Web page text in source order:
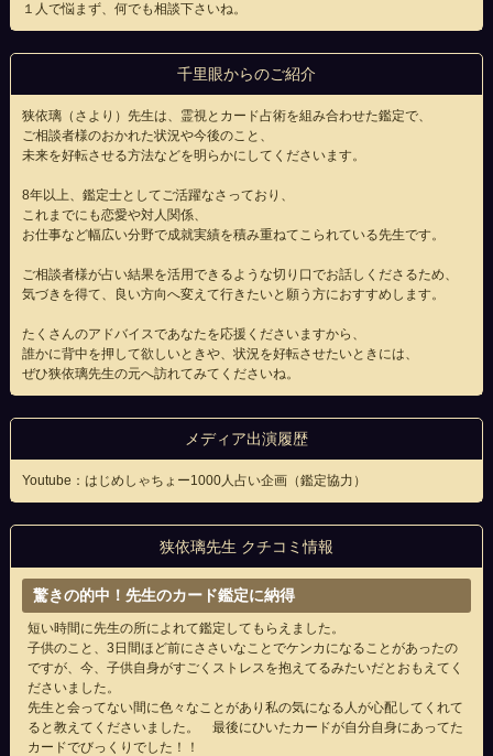
１人で悩まず、何でも相談下さいね。
千里眼からのご紹介
狭依璃（さより）先生は、霊視とカード占術を組み合わせた鑑定で、
ご相談者様のおかれた状況や今後のこと、
未来を好転させる方法などを明らかにしてくださいます。
8年以上、鑑定士としてご活躍なさっており、
これまでにも恋愛や対人関係、
お仕事など幅広い分野で成就実績を積み重ねてこられている先生です。
ご相談者様が占い結果を活用できるような切り口でお話しくださるため、
気づきを得て、良い方向へ変えて行きたいと願う方におすすめします。
たくさんのアドバイスであなたを応援くださいますから、
誰かに背中を押して欲しいときや、状況を好転させたいときには、
ぜひ狭依璃先生の元へ訪れてみてくださいね。
メディア出演履歴
Youtube：はじめしゃちょー1000人占い企画（鑑定協力）
狭依璃先生 クチコミ情報
驚きの的中！先生のカード鑑定に納得
短い時間に先生の所によれて鑑定してもらえました。
子供のこと、3日間ほど前にささいなことでケンカになることがあったの
ですが、今、子供自身がすごくストレスを抱えてるみたいだとおもえてく
ださいました。
先生と会ってない間に色々なことがあり私の気になる人が心配してくれて
ると教えてくださいました。 最後にひいたカードが自分自身にあってた
カードでびっくりでした！！